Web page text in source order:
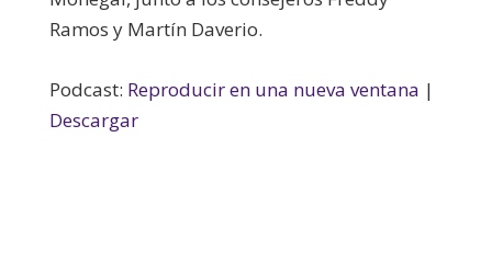
Ramos y Martín Daverio.
Podcast: Reproducir en una nueva ventana |
Descargar